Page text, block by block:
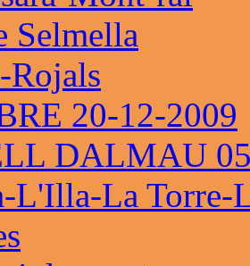
Selmella
Rojals
20-12-2009
DALMAU
L'Illa-La Torre-